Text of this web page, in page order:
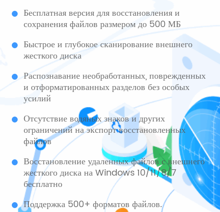
Бесплатная версия для восстановления и
сохранения файлов размером до 500 МБ
Быстрое и глубокое сканирование внешнего
жесткого диска
Распознавание необработанных, поврежденных
и отформатированных разделов без особых
усилий
Отсутствие водяных знаков и других
ограничений на экспорт восстановленных
файлов
Восстановление удаленных файлов с внешнего
жесткого диска на Windows 10/11/8/7
бесплатно
Поддержка 500+ форматов файлов.